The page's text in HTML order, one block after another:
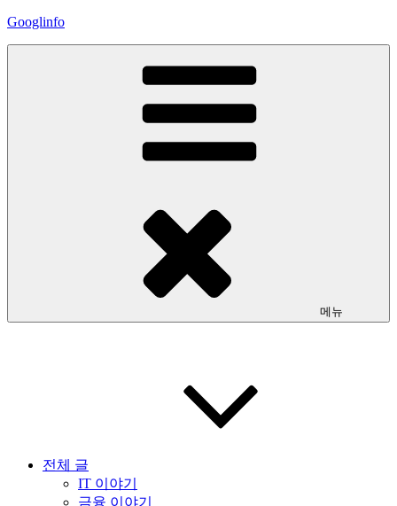
콘
Googlinfo
메뉴
전체 글
IT 이야기
금융 이야기